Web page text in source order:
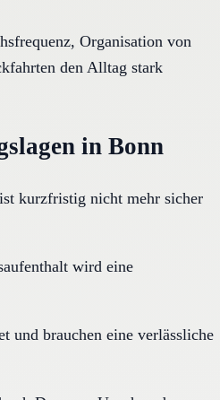
Organisation von
den Alltag stark
in Bonn
kurzfristig nicht mehr sicher
wird eine
und brauchen eine verlässliche